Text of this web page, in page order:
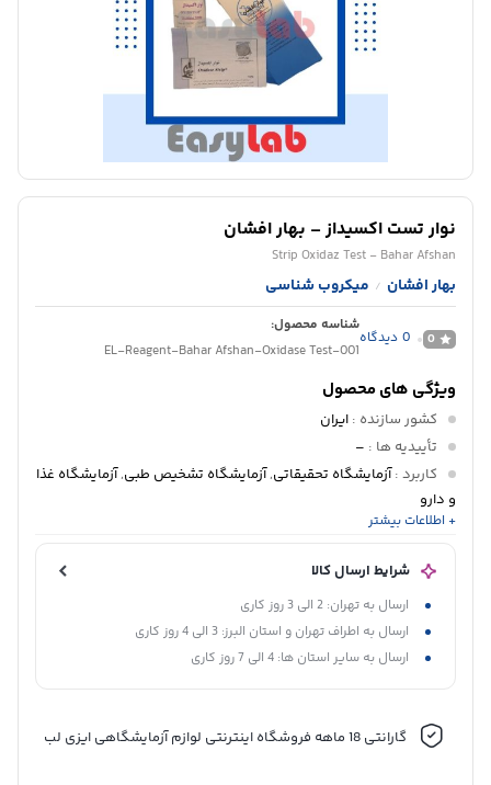
نوار تست اکسیداز – بهار افشان
Strip Oxidaz Test - Bahar Afshan
بهار افشان / میکروب شناسی
0
0 دیدگاه
شناسه محصول:
EL-Reagent-Bahar Afshan-Oxidase Test-001
ویژگی های محصول
کشور سازنده : ایران
تأییدیه ها :
–
کاربرد :آزمایشگاه تحقیقاتی,آزمایشگاه تشخیص طبی,آزمایشگاه غذا
و دارو
دپارتمان:میکروبشناسی+ اطلاعات بیشتر
شرایط ارسال کالا
ارسال به تهران: 2 الی 3 روز کاری
ارسال به اطراف تهران و استان البرز: 3 الی 4 روز کاری
ارسال به سایر استان ها: 4 الی 7 روز کاری
گارانتی 18 ماهه فروشگاه اینترنتی لوازم آزمایشگاهی ایزی لب